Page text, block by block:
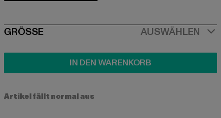
SIZE
GRÖSSE AUSWÄHLEN
IN DEN WARENKORB
Artikel fällt normal aus